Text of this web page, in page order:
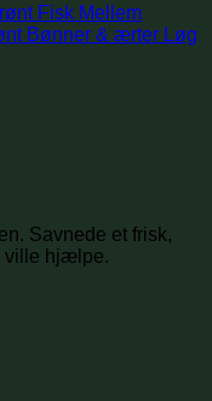
Fisk Mellem
Bønner & ærter Løg
Savnede et frisk,
ville hjælpe.